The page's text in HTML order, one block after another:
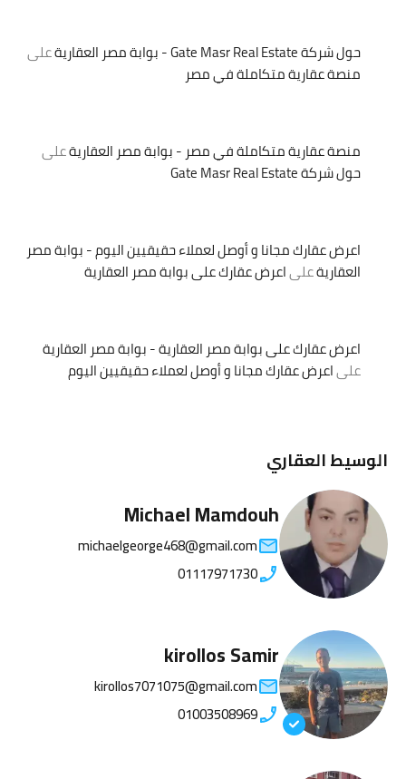
حول شركة Gate Masr Real Estate - بوابة مصر العقارية
على
منصة عقارية متكاملة في مصر
منصة عقارية متكاملة في مصر - بوابة مصر العقاريةعلى
حول شركة Gate Masr Real Estate
اعرض عقارك مجانا و أوصل لعملاء حقيقيين اليوم - بوابة مصر
العقاريةعلىاعرض عقارك على بوابة مصر العقارية
اعرض عقارك على بوابة مصر العقارية - بوابة مصر العقارية
علىاعرض عقارك مجانا و أوصل لعملاء حقيقيين اليوم
الوسيط العقاري
Michael Mamdouh
michaelgeorge468@gmail.com
01117971730
kirollos Samir
kirollos7071075@gmail.com
01003508969